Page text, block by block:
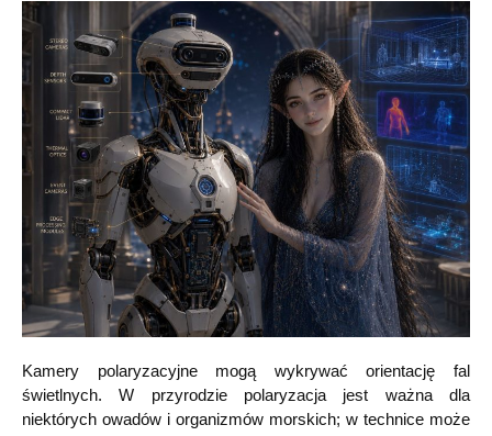
Kamery polaryzacyjne mogą wykrywać orientację fal
świetlnych. W przyrodzie polaryzacja jest ważna dla
niektórych owadów i organizmów morskich; w technice może